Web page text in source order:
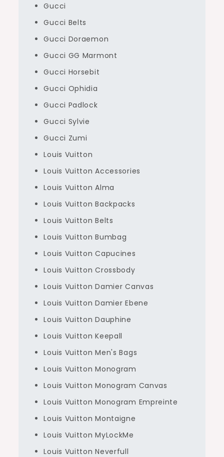
Gucci
Gucci Belts
Gucci Doraemon
Gucci GG Marmont
Gucci Horsebit
Gucci Ophidia
Gucci Padlock
Gucci Sylvie
Gucci Zumi
Louis Vuitton
Louis Vuitton Accessories
Louis Vuitton Alma
Louis Vuitton Backpacks
Louis Vuitton Belts
Louis Vuitton Bumbag
Louis Vuitton Capucines
Louis Vuitton Crossbody
Louis Vuitton Damier Canvas
Louis Vuitton Damier Ebene
Louis Vuitton Dauphine
Louis Vuitton Keepall
Louis Vuitton Men's Bags
Louis Vuitton Monogram
Louis Vuitton Monogram Canvas
Louis Vuitton Monogram Empreinte
Louis Vuitton Montaigne
Louis Vuitton MyLockMe
Louis Vuitton Neverfull